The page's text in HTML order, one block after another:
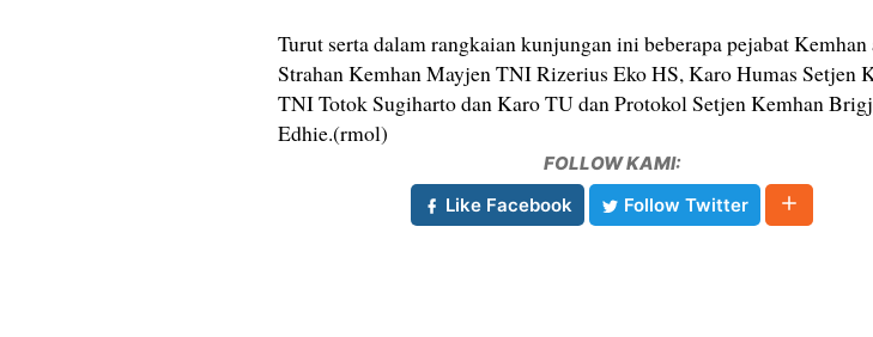
Turut serta dalam rangkaian kunjungan ini beberapa pejabat
Strahan Kemhan Mayjen TNI Rizerius Eko HS, Karo Humas Setjen
TNI Totok Sugiharto dan Karo TU dan Protokol Setjen Kemhan
Edhie.(rmol)
FOLLOW KAMI:
Like Facebook
Follow Twitter